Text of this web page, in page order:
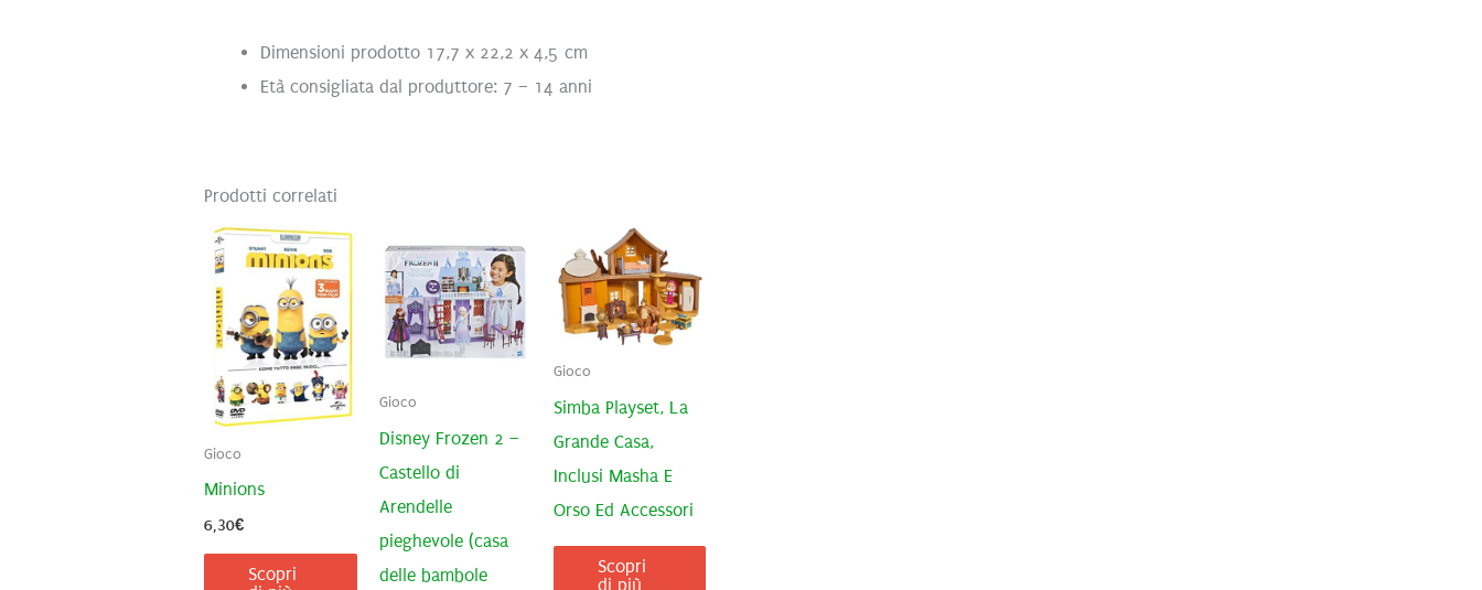
Dimensioni prodotto 17,7 x 22,2 x 4,5 cm
Età consigliata dal produttore: 7 – 14 anni
Prodotti correlati
Gioco
Minions
6,30€
Scopri
Gioco
Disney Frozen 2 –
Castello di
Arendelle
pieghevole (casa
delle bambole
Gioco
Simba Playset, La
Grande Casa,
Inclusi Masha E
Orso Ed Accessori
Scopri
di più